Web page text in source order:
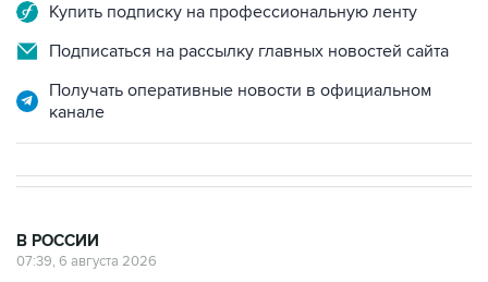
Купить подписку на профессиональную ленту
Подписаться на рассылку главных новостей сайта
Получать оперативные новости в официальном
канале
В РОССИИ
07:39, 6 августа 2026